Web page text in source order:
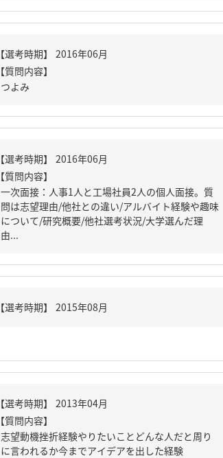
【質問内容】
つよみ
【質問内容】
一次面接：人事1人と工場社員2人の個人面接。質
問は志望理由/他社との違い/アルバイト経験や趣味
について/研究概要/他社選考状況/大学選んだ理
由...
【質問内容】
志望動機挫折経験やりたいことどんな人だと周り
に言われるか今までアイデアを出した経験